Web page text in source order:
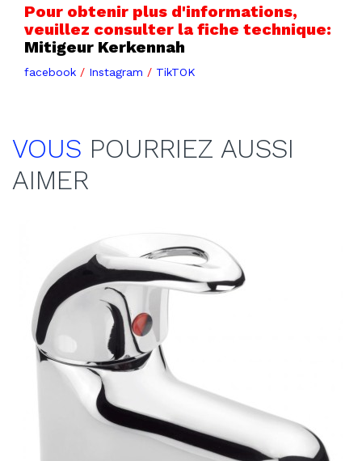
Pour obtenir plus d'informations,
veuillez consulter la fiche technique:
Mitigeur Kerkennah
facebook / Instagram / TikTOK
VOUS POURRIEZ AUSSI
AIMER